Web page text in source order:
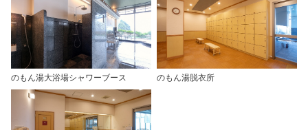
のもん湯大浴場シャワーブース のもん湯脱衣所